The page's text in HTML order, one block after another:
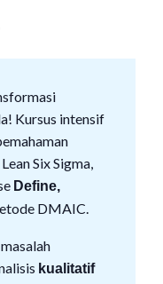
Kursus intensif
Six Sigma,
Define,
DMAIC.
kualitatif